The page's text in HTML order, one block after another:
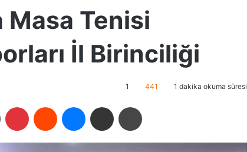
Masa Tenisi
İl Birinciliği
1 441 1 dakika okuma süresi